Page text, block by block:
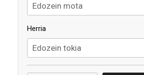
Herria